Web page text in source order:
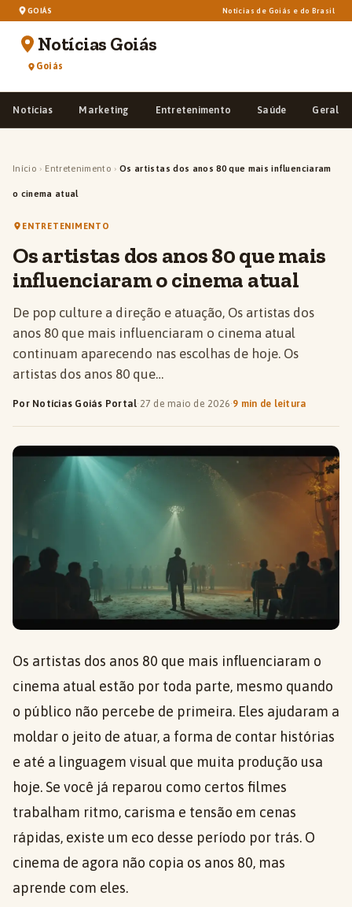
GOIÁS Notícias de Goiás e do Brasil
Notícias Goiás
Goiás
Notícias Marketing Entretenimento Saúde Geral
Início › Entretenimento › Os artistas dos anos 80 que mais influenciaram
o cinema atual
ENTRETENIMENTO
Os artistas dos anos 80 que mais
influenciaram o cinema atual
De pop culture a direção e atuação, Os artistas dos
anos 80 que mais influenciaram o cinema atual
continuam aparecendo nas escolhas de hoje. Os
artistas dos anos 80 que…
Por Notícias Goiás Portal·27 de maio de 2026·9 min de leitura
Os artistas dos anos 80 que mais influenciaram o
cinema atual estão por toda parte, mesmo quando
o público não percebe de primeira. Eles ajudaram a
moldar o jeito de atuar, a forma de contar histórias
e até a linguagem visual que muita produção usa
hoje. Se você já reparou como certos filmes
trabalham ritmo, carisma e tensão em cenas
rápidas, existe um eco desse período por trás. O
cinema de agora não copia os anos 80, mas
aprende com eles.